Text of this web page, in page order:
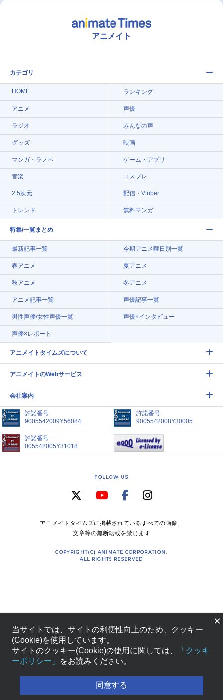
アニメイト
カテゴリ
HOME ランキング
アニメ 声優
ラジオ みんなの声
グッズ 映画
マンガ・ラノベ ゲーム・アプリ
音楽 コスプレ
2.5次元 配信・Vtuber
トレンド 無料マンガ
特集/一覧まとめ
最新記事一覧 今期アニメ曜日別一覧
春アニメ 夏アニメ
秋アニメ 冬アニメ
アニメ記事一覧 声優記事一覧
男性声優/女性声優一覧 声優×インタビュー
声優×レポート
アニメイトタイムズについて
アニメイトのWebサービス
会社案内
許諾番号
9005542009Y56084
許諾番号
9005542008Y30005
許諾番号
005542005Y31018
FOLLOW US
アニメイトタイムズに掲載されているすべての画像、
文章等の無断転載を禁じます
COPYRIGHT(C) ANIMATE CORPORATION.
ALL RIGHTS RESERVED
×
当サイトでは、サイトの利便性向上のため、クッキー
(Cookie)を使用しています。
サイトのクッキー(Cookie)の使用に関しては、
「クッキ
ーポリシー」
をお読みください。
同意する